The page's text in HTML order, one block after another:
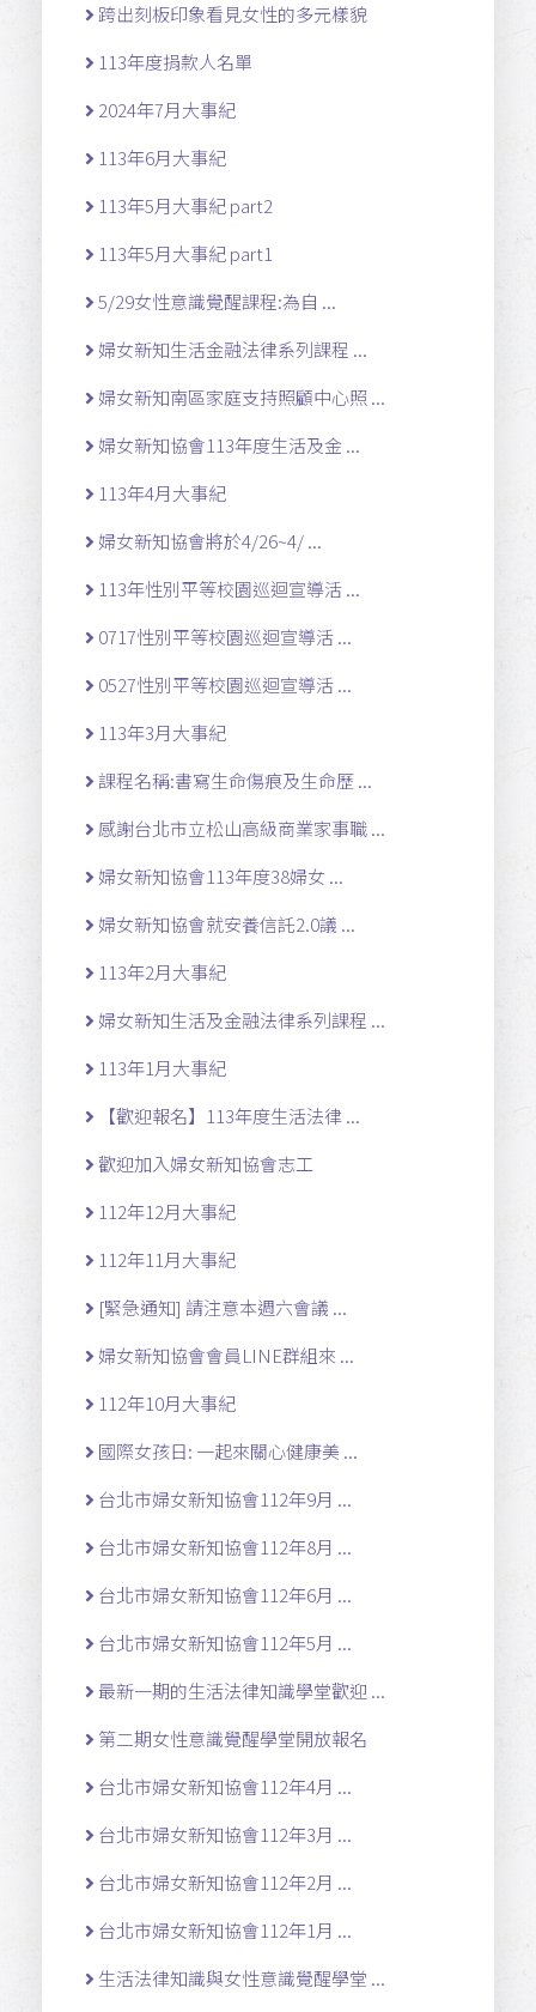
跨出刻板印象看見女性的多元樣貌
113年度捐款人名單
2024年7月大事紀
113年6月大事紀
113年5月大事紀 part2
113年5月大事紀 part1
5/29女性意識覺醒課程:為自 ...
婦女新知生活金融法律系列課程 ...
婦女新知南區家庭支持照顧中心照 ...
婦女新知協會113年度生活及金 ...
113年4月大事紀
婦女新知協會將於4/26~4/ ...
113年性別平等校園巡迴宣導活 ...
0717性別平等校園巡迴宣導活 ...
0527性別平等校園巡迴宣導活 ...
113年3月大事紀
課程名稱:書寫生命傷痕及生命歷 ...
感謝台北市立松山高級商業家事職 ...
婦女新知協會113年度38婦女 ...
婦女新知協會就安養信託2.0議 ...
113年2月大事紀
婦女新知生活及金融法律系列課程 ...
113年1月大事紀
【歡迎報名】113年度生活法律 ...
歡迎加入婦女新知協會志工
112年12月大事紀
112年11月大事紀
[緊急通知] 請注意本週六會議 ...
婦女新知協會會員LINE群組來 ...
112年10月大事紀
國際女孩日: 一起來關心健康美 ...
台北市婦女新知協會112年9月 ...
台北市婦女新知協會112年8月 ...
台北市婦女新知協會112年6月 ...
台北市婦女新知協會112年5月 ...
最新一期的生活法律知識學堂歡迎 ...
第二期女性意識覺醒學堂開放報名
台北市婦女新知協會112年4月 ...
台北市婦女新知協會112年3月 ...
台北市婦女新知協會112年2月 ...
台北市婦女新知協會112年1月 ...
生活法律知識與女性意識覺醒學堂 ...